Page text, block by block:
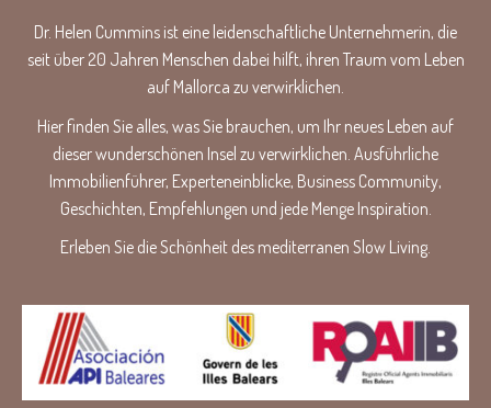
Dr. Helen Cummins ist eine leidenschaftliche Unternehmerin, die
seit über 20 Jahren Menschen dabei hilft, ihren Traum vom Leben
auf Mallorca zu verwirklichen.
Hier finden Sie alles, was Sie brauchen, um Ihr neues Leben auf
dieser wunderschönen Insel zu verwirklichen. Ausführliche
Immobilienführer, Experteneinblicke, Business Community,
Geschichten, Empfehlungen und jede Menge Inspiration.
Erleben Sie die Schönheit des mediterranen Slow Living.